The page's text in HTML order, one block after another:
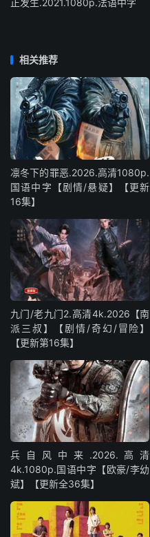
正发生.2021.1080p.法语中字
相关推荐
凛冬下的罪恶.2026.高清1080p.
国语中字【剧情/悬疑】【更新
16集】
九门/老九门2.高清4k.2026【南
派三叔】【剧情/奇幻/冒险】
【更新第16集】
兵自风中来‎.2026.高清
4k.1080p.国语中字【欧豪/李幼
斌】【更新全36集】